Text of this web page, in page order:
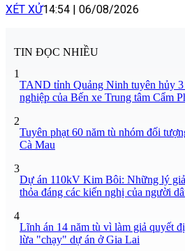
XÉT XỬ14:54 06/08/2026
TIN ĐỌC NHIỀU
1
TAND tỉnh Quảng Ninh tuyên hủy
nghiệp của Bến xe Trung tâm Cẩm
2
Tuyên phạt 60 năm tù nhóm đối
Cà Mau
3
Dự án 110kV Kim Bôi: Những lý
thỏa đáng các kiến nghị của người
4
Lĩnh án 14 năm tù vì làm giả quyết
lừa "chạy" dự án ở Gia Lai